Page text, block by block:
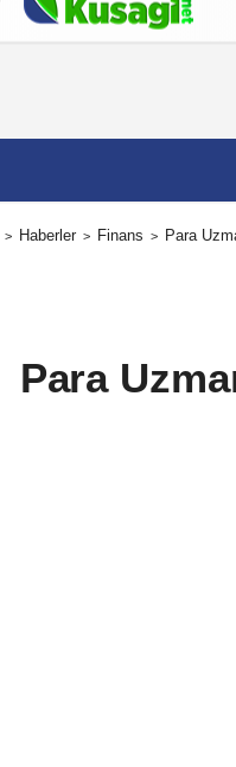
Künye İletişim Çerez
Haberler Finans Para
Para